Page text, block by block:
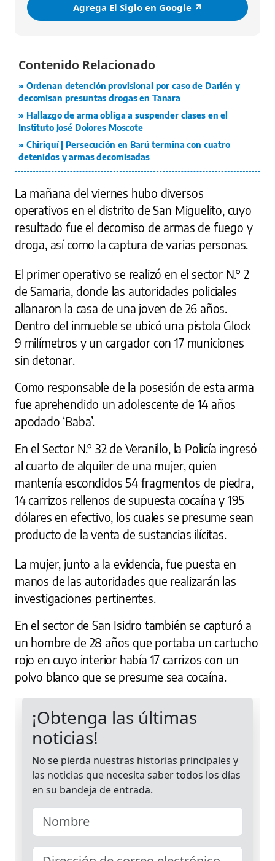
Agrega El Siglo en Google ↗️
Ordenan detención provisional por caso de Darién y
decomisan presuntas drogas en Tanara
Hallazgo de arma obliga a suspender clases en el
Instituto José Dolores Moscote
Chiriquí | Persecución en Barú termina con cuatro
detenidos y armas decomisadas
La mañana del viernes hubo diversos
operativos en el distrito de San Miguelito, cuyo
resultado fue el decomiso de armas de fuego y
droga, así como la captura de varias personas.
El primer operativo se realizó en el sector N.° 2
de Samaria, donde las autoridades policiales
allanaron la casa de una joven de 26 años.
Dentro del inmueble se ubicó una pistola Glock
9 milímetros y un cargador con 17 municiones
sin detonar.
Como responsable de la posesión de esta arma
fue aprehendido un adolescente de 14 años
apodado ‘Baba’.
En el Sector N.° 32 de Veranillo, la Policía ingresó
al cuarto de alquiler de una mujer, quien
mantenía escondidos 54 fragmentos de piedra,
14 carrizos rellenos de supuesta cocaína y 195
dólares en efectivo, los cuales se presume sean
producto de la venta de sustancias ilícitas.
La mujer, junto a la evidencia, fue puesta en
manos de las autoridades que realizarán las
investigaciones pertinentes.
En el sector de San Isidro también se capturó a
un hombre de 28 años que portaba un cartucho
rojo en cuyo interior había 17 carrizos con un
polvo blanco que se presume sea cocaína.